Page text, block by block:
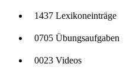
1437 Lexikoneinträge
0705 Übungsaufgaben
0023 Videos